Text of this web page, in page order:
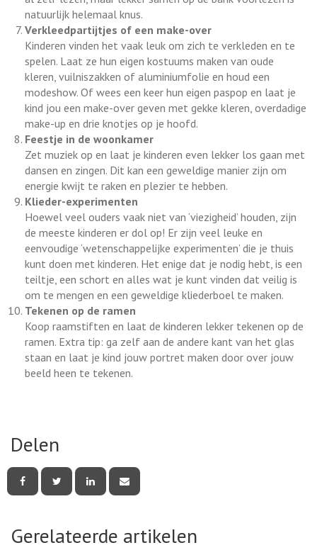
natuurlijk helemaal knus.
Verkleedpartijtjes of een make-over
Kinderen vinden het vaak leuk om zich te verkleden en te
spelen. Laat ze hun eigen kostuums maken van oude
kleren, vuilniszakken of aluminiumfolie en houd een
modeshow. Of wees een keer hun eigen paspop en laat je
kind jou een make-over geven met gekke kleren, overdadige
make-up en drie knotjes op je hoofd.
Feestje in de woonkamer
Zet muziek op en laat je kinderen even lekker los gaan met
dansen en zingen. Dit kan een geweldige manier zijn om
energie kwijt te raken en plezier te hebben.
Klieder-experimenten
Hoewel veel ouders vaak niet van ‘viezigheid’ houden, zijn
de meeste kinderen er dol op! Er zijn veel leuke en
eenvoudige ‘wetenschappelijke experimenten’ die je thuis
kunt doen met kinderen. Het enige dat je nodig hebt, is een
teiltje, een schort en alles wat je kunt vinden dat veilig is
om te mengen en een geweldige kliederboel te maken.
Tekenen op de ramen
Koop raamstiften en laat de kinderen lekker tekenen op de
ramen. Extra tip: ga zelf aan de andere kant van het glas
staan en laat je kind jouw portret maken door over jouw
beeld heen te tekenen.
Delen
deze deze deze deze
mail
Gerelateerde artikelen